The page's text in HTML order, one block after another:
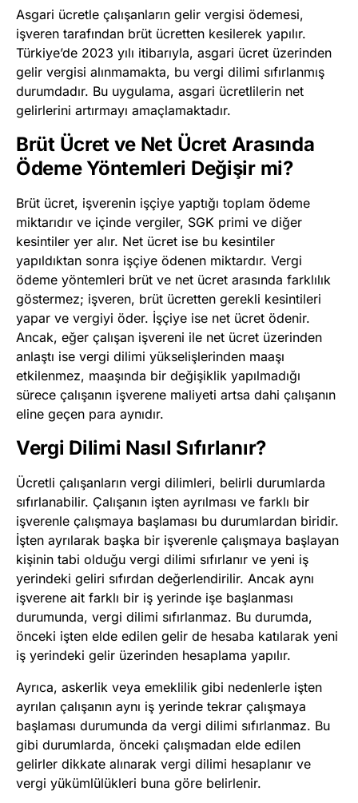
Asgari ücretle çalışanların gelir vergisi ödemesi,
işveren tarafından brüt ücretten kesilerek yapılır.
Türkiye’de 2023 yılı itibarıyla, asgari ücret üzerinden
gelir vergisi alınmamakta, bu vergi dilimi sıfırlanmış
durumdadır. Bu uygulama, asgari ücretlilerin net
gelirlerini artırmayı amaçlamaktadır.
Brüt Ücret ve Net Ücret Arasında
Ödeme Yöntemleri Değişir mi?
Brüt ücret, işverenin işçiye yaptığı toplam ödeme
miktarıdır ve içinde vergiler, SGK primi ve diğer
kesintiler yer alır. Net ücret ise bu kesintiler
yapıldıktan sonra işçiye ödenen miktardır. Vergi
ödeme yöntemleri brüt ve net ücret arasında farklılık
göstermez; işveren, brüt ücretten gerekli kesintileri
yapar ve vergiyi öder. İşçiye ise net ücret ödenir.
Ancak, eğer çalışan işvereni ile net ücret üzerinden
anlaştı ise vergi dilimi yükselişlerinden maaşı
etkilenmez, maaşında bir değişiklik yapılmadığı
sürece çalışanın işverene maliyeti artsa dahi çalışanın
eline geçen para aynıdır.
Vergi Dilimi Nasıl Sıfırlanır?
Ücretli çalışanların vergi dilimleri, belirli durumlarda
sıfırlanabilir. Çalışanın işten ayrılması ve farklı bir
işverenle çalışmaya başlaması bu durumlardan biridir.
İşten ayrılarak başka bir işverenle çalışmaya başlayan
kişinin tabi olduğu vergi dilimi sıfırlanır ve yeni iş
yerindeki geliri sıfırdan değerlendirilir. Ancak aynı
işverene ait farklı bir iş yerinde işe başlanması
durumunda, vergi dilimi sıfırlanmaz. Bu durumda,
önceki işten elde edilen gelir de hesaba katılarak yeni
iş yerindeki gelir üzerinden hesaplama yapılır.
Ayrıca, askerlik veya emeklilik gibi nedenlerle işten
ayrılan çalışanın aynı iş yerinde tekrar çalışmaya
başlaması durumunda da vergi dilimi sıfırlanmaz. Bu
gibi durumlarda, önceki çalışmadan elde edilen
gelirler dikkate alınarak vergi dilimi hesaplanır ve
vergi yükümlülükleri buna göre belirlenir.